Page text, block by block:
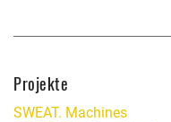
Projekte
SWEAT. Machines